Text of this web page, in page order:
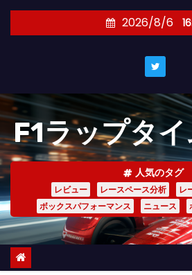
キ
ッ
プ
2026/8/6
F1ラップタ
人気のタグ
レビュー レースペース分析 レ
ボックスパフォーマンス
ニュース